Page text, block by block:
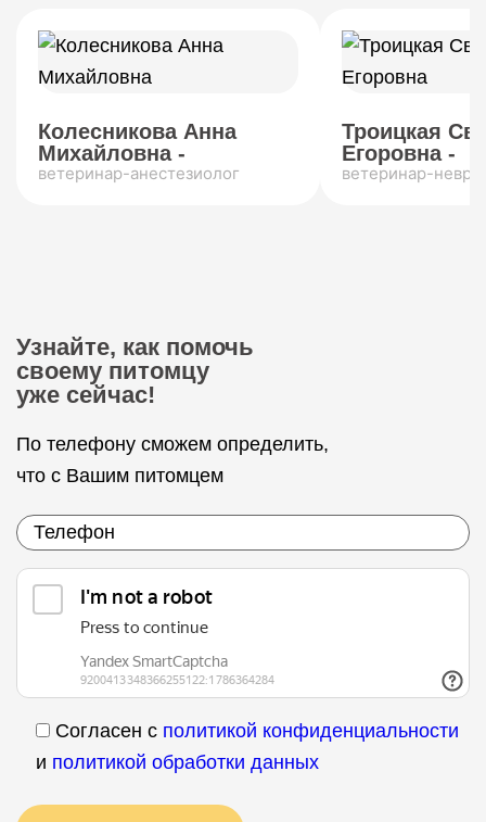
Колесникова Анна
Михайловна -
ветеринар-анестезиолог
Троицкая
Егоровна -
ветеринар-
Узнайте, как помочь
своему питомцу
уже сейчас!
По телефону сможем определить,
что с Вашим питомцем
Согласен с политикой конфиденциальности
и политикой обработки данных